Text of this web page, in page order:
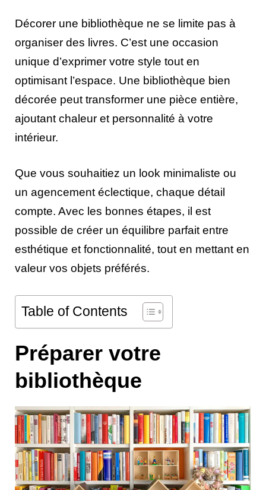
Décorer une bibliothèque ne se limite pas à
organiser des livres. C’est une occasion
unique d’exprimer votre style tout en
optimisant l’espace. Une bibliothèque bien
décorée peut transformer une pièce entière,
ajoutant chaleur et personnalité à votre
intérieur.
Que vous souhaitiez un look minimaliste ou
un agencement éclectique, chaque détail
compte. Avec les bonnes étapes, il est
possible de créer un équilibre parfait entre
esthétique et fonctionnalité, tout en mettant en
valeur vos objets préférés.
Table of Contents
Préparer votre
bibliothèque